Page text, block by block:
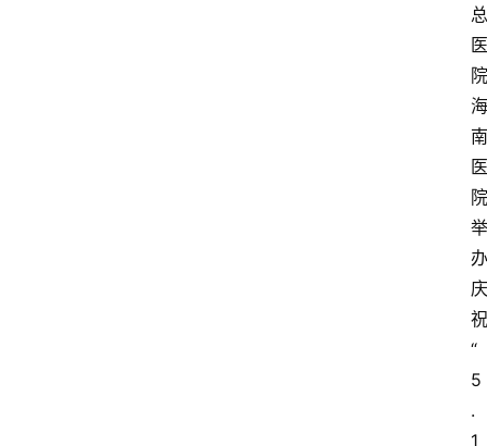
总
医
院
海
南
医
院
举
办
庆
祝
“
5
.
1